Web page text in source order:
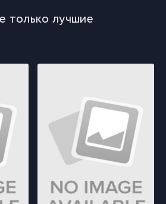
только лучшие